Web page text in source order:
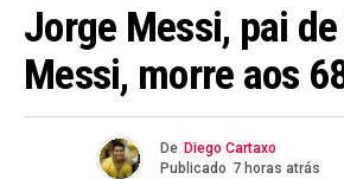
Jorge Messi, pai
Messi, morre aos
De Diego Cartaxo
Publicado 7 horas atrás